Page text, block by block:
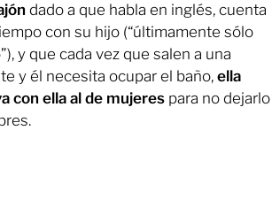
dado a que habla en inglés, cuenta
con su hijo (“últimamente sólo
y que cada vez que salen a una
y él necesita ocupar el baño, ella
con ella al de mujeres para no dejarlo